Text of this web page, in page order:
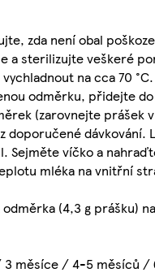
zda není obal
a sterilizujte veškeré
na cca 70
odměrku, přidejte
(zarovnejte prášek
dávkování.
víčko a
mléka na vnitřní
(4,3 g prášku)
měsíce / 4-5 měsíců /